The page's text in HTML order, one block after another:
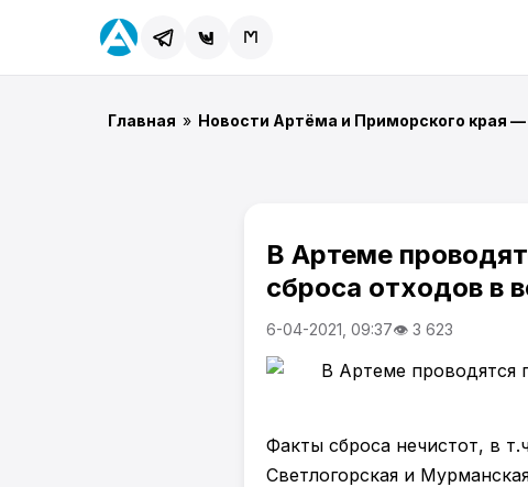
Главная » Новости Артёма и Приморского края
В Артеме
сброса отходов в
6-04-2021, 09:37👁 3 623
Факты сброса нечистот, в
Светлогорская и